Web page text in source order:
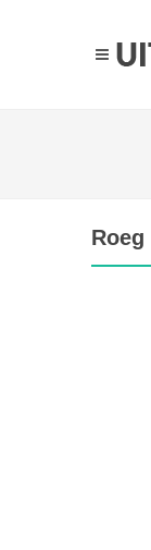
Roeg